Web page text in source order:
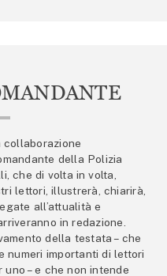
collaborazione
della Polizia
che di volta in volta,
lettori, illustrerà, chiarirà,
all’attualità e
in redazione.
della testata – che
numeri importanti di lettori
– e che non intende